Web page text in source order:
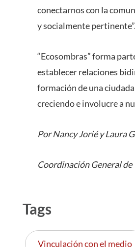
conectarnos con la
y socialmente pertinente”.
“Ecosombras” forma
establecer relaciones
formación de una
creciendo e involucre a
Por Nancy Jorié y Laura
Coordinación General
Tags
Vinculación con el medio